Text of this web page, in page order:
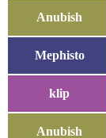
Anubish
Mephisto
klip
Anubish